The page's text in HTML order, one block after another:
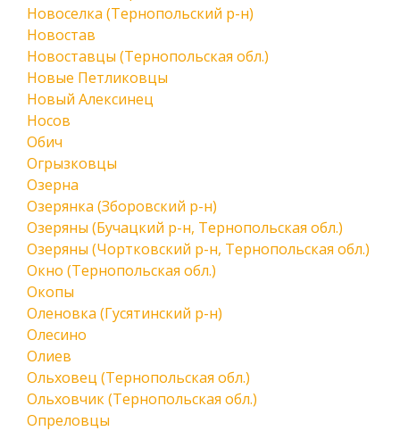
Новоселка (Тернопольский р-н)
Новостав
Новоставцы (Тернопольская обл.)
Новые Петликовцы
Новый Алексинец
Носов
Обич
Огрызковцы
Озерна
Озерянка (Зборовский р-н)
Озеряны (Бучацкий р-н, Тернопольская обл.)
Озеряны (Чортковский р-н, Тернопольская обл.)
Окно (Тернопольская обл.)
Окопы
Оленовка (Гусятинский р-н)
Олесино
Олиев
Ольховец (Тернопольская обл.)
Ольховчик (Тернопольская обл.)
Опреловцы